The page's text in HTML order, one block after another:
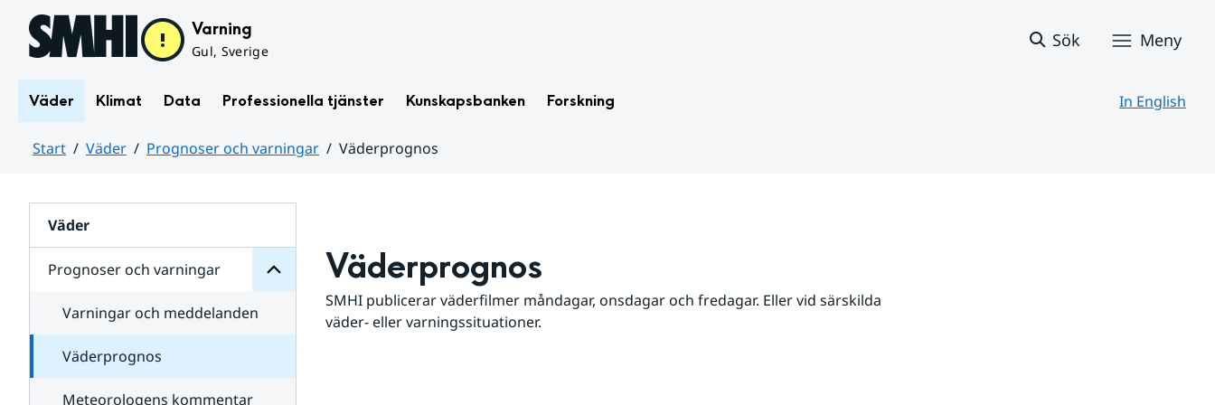
Hoppa till sidans innehåll Varning
Gul, Sverige
Sök Meny
Väder Klimat Data Professionella tjänster Kunskapsbanken Forskning In English
Start Väder Prognoser och varningar
Väderprognos
Väder
Prognoser och varningar
för
varningar
Varningar och meddelanden
Väderprognos
Meteorologens kommentar
Väderprognos
SMHI publicerar väderfilmer måndagar, onsdagar och fredagar. Eller vid särskilda
väder- eller varningssituationer.